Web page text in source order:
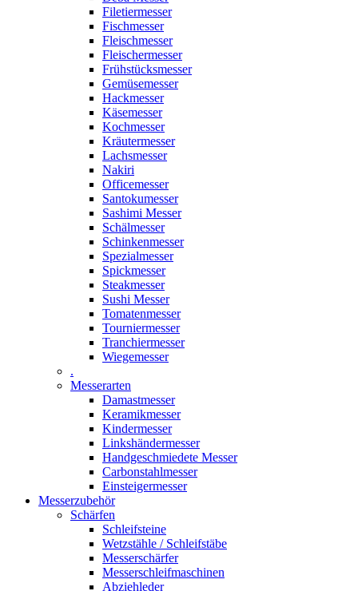
Filetiermesser
Fischmesser
Fleischmesser
Fleischermesser
Frühstücksmesser
Gemüsemesser
Hackmesser
Käsemesser
Kochmesser
Kräutermesser
Lachsmesser
Nakiri
Officemesser
Santokumesser
Sashimi Messer
Schälmesser
Schinkenmesser
Spezialmesser
Spickmesser
Steakmesser
Sushi Messer
Tomatenmesser
Tourniermesser
Tranchiermesser
Wiegemesser
.
Messerarten
Damastmesser
Keramikmesser
Kindermesser
Linkshändermesser
Handgeschmiedete Messer
Carbonstahlmesser
Einsteigermesser
Messerzubehör
Schärfen
Schleifsteine
Wetzstähle / Schleifstäbe
Messerschärfer
Messerschleifmaschinen
Abziehleder